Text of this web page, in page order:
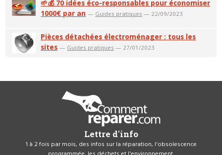
🌱💰 70 idées éco-responsables pour économiser
1000€ par an — Guides pratiques — 22/09/2023
Pièces détachées électroménager : tous les
sites — Guides pratiques — 27/01/2023
Lettre d'info
1 à 2 fois par mois, des infos sur la réparation, l'obsolescence